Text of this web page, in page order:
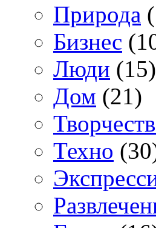
Природа
Бизнес
Люди (15)
Дом (21)
Техно